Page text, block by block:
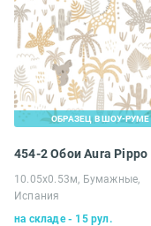
ОБРАЗЕЦ В ШОУ-РУМЕ
454-2 Обои Aura Pippo
10.05х0.53м, Бумажные,
Испания
на складе - 15 рул.